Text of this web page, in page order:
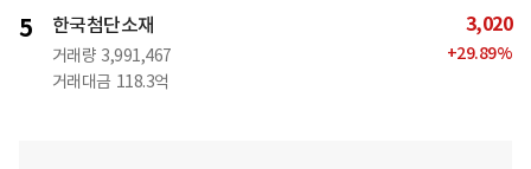
5 한국첨단소재
거래량 3,991,467
거래대금 118.3억
3,020
+29.89%